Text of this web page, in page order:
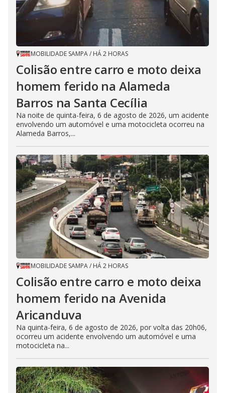
MOBILIDADE SAMPA/ HÁ 2 HORAS
Colisão entre carro e moto deixa
homem ferido na Alameda
Barros na Santa Cecília
Na noite de quinta-feira, 6 de agosto de 2026, um acidente
envolvendo um automóvel e uma motocicleta ocorreu na
Alameda Barros,...
MOBILIDADE SAMPA/ HÁ 2 HORAS
Colisão entre carro e moto deixa
homem ferido na Avenida
Aricanduva
Na quinta-feira, 6 de agosto de 2026, por volta das 20h06,
ocorreu um acidente envolvendo um automóvel e uma
motocicleta na...